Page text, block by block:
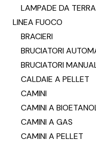
LAMPADE DA TERRA
LINEA FUOCO
BRACIERI
BRUCIATORI
BRUCIATORI
CALDAIE A PELLET
CAMINI
CAMINI A
CAMINI A GAS
CAMINI A PELLET